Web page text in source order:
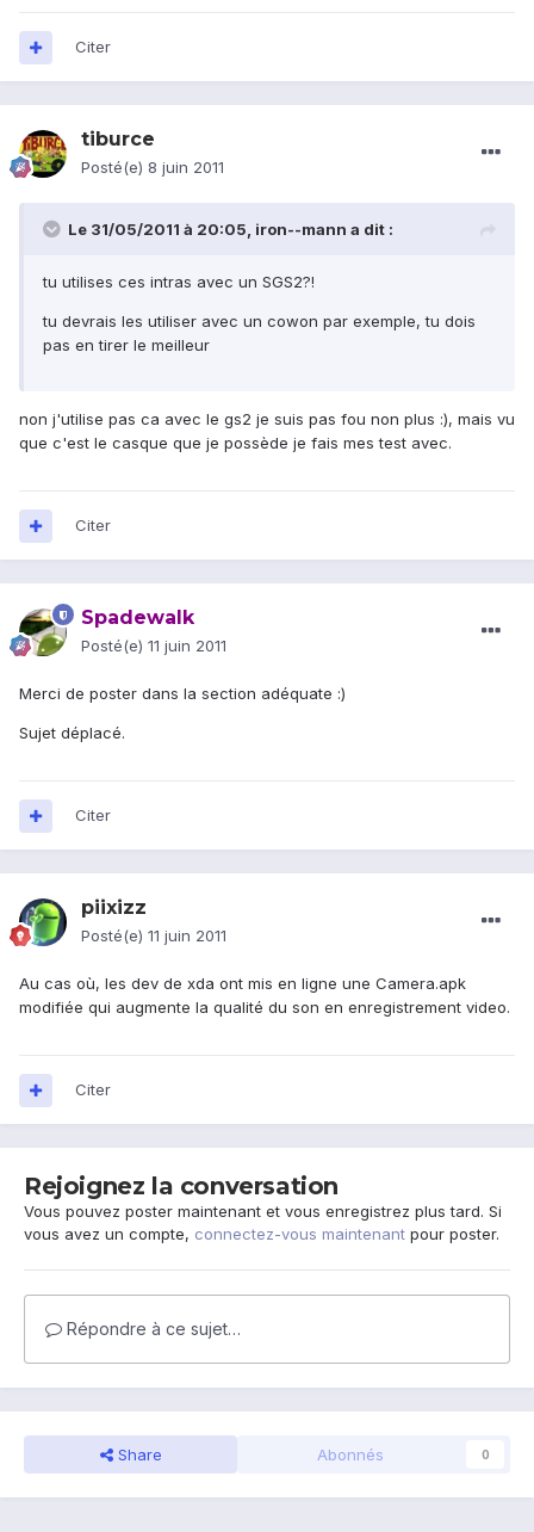
Citer
tiburce
Posté(e) 8 juin 2011
Le 31/05/2011 à 20:05, iron--mann a dit :
tu utilises ces intras avec un SGS2?!
tu devrais les utiliser avec un cowon par exemple, tu dois
pas en tirer le meilleur
non j'utilise pas ca avec le gs2 je suis pas fou non plus :), mais vu
que c'est le casque que je possède je fais mes test avec.
Citer
Spadewalk
Posté(e) 11 juin 2011
Merci de poster dans la section adéquate :)
Sujet déplacé.
Citer
piixizz
Posté(e) 11 juin 2011
Au cas où, les dev de xda ont mis en ligne une Camera.apk
modifiée qui augmente la qualité du son en enregistrement video.
Citer
Rejoignez la conversation
Vous pouvez poster maintenant et vous enregistrez plus tard. Si
vous avez un compte, connectez-vous maintenant pour poster.
Répondre à ce sujet…
Share Abonnés 0